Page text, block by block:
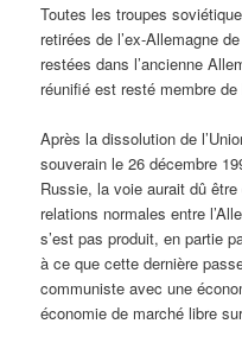
Toutes les troupes
retirées de l’ex-Allemagne
restées dans l’ancienne
réunifié est resté membre de
Après la dissolution de
souverain le 26 décembre
Russie, la voie aurait dû
relations normales entre
s’est pas produit, en partie
à ce que cette dernière
communiste avec une
économie de marché libre